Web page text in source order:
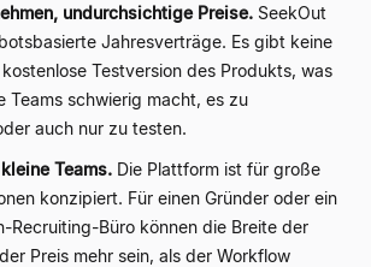
undurchsichtige Preise. SeekOut
Jahresverträge. Es gibt keine
Testversion des Produkts, was
Teams schwierig macht, es zu
auch nur zu testen.
Teams. Die Plattform ist für große
konzipiert. Für einen Gründer oder ein
Recruiting-Büro können die Breite der
Preis mehr sein, als der Workflow